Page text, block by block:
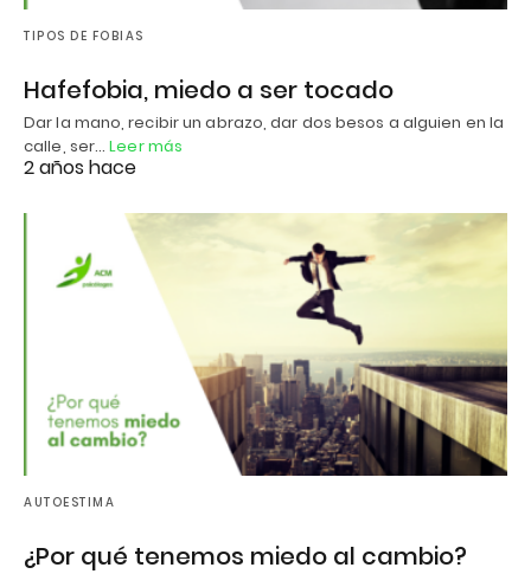
TIPOS DE FOBIAS
Hafefobia, miedo a ser tocado
Dar la mano, recibir un abrazo, dar dos besos a alguien en la
calle, ser…Leer más
2 años hace
AUTOESTIMA
¿Por qué tenemos miedo al cambio?